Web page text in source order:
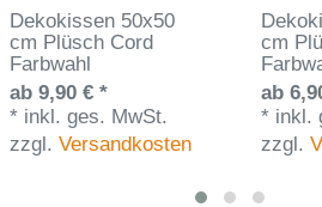
Dekokissen 50x50
cm Plüsch Cord
Farbwahl
ab 9,90 € *
* inkl. ges. MwSt.
zzgl. Versandkosten
cm
ab
* inkl.
zzgl.